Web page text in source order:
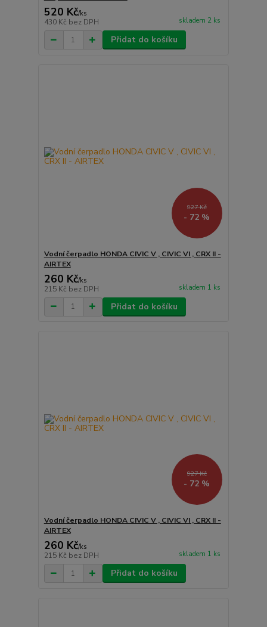
520 Kč/ks
430 Kč bez DPH skladem 2 ks
Přidat do košíku
927 Kč
- 72 %
Vodní čerpadlo HONDA CIVIC V , CIVIC VI , CRX II -
AIRTEX
260 Kč/ks
215 Kč bez DPH skladem 1 ks
Přidat do košíku
927 Kč
- 72 %
Vodní čerpadlo HONDA CIVIC V , CIVIC VI , CRX II -
AIRTEX
260 Kč/ks
215 Kč bez DPH skladem 1 ks
Přidat do košíku